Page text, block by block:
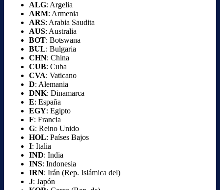
ALG: Argelia
ARM: Armenia
ARS: Arabia Saudita
AUS: Australia
BOT: Botswana
BUL: Bulgaria
CHN: China
CUB: Cuba
CVA: Vaticano
D: Alemania
DNK: Dinamarca
E: España
EGY: Egipto
F: Francia
G: Reino Unido
HOL: Países Bajos
I: Italia
IND: India
INS: Indonesia
IRN: Irán (Rep. Islámica del)
J: Japón